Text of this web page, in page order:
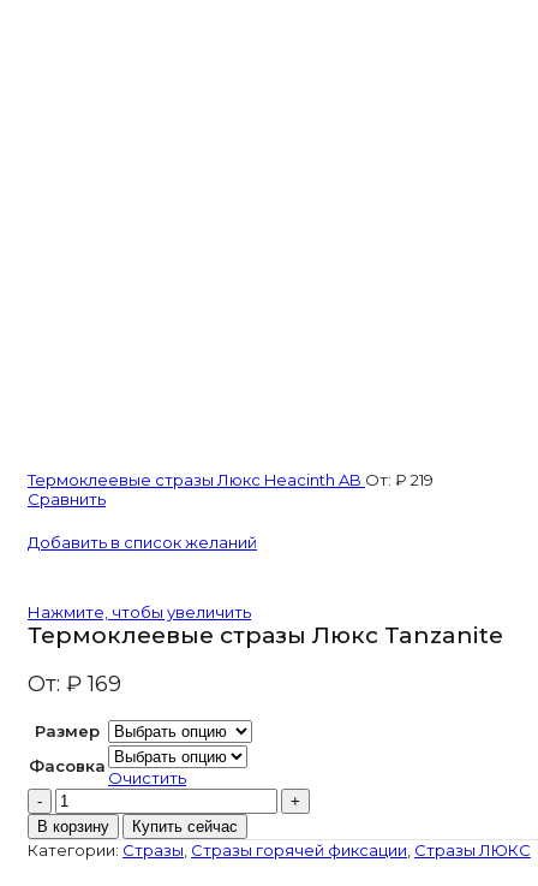
Термоклеевые стразы Люкс Heacinth AB От: ₽ 219
Сравнить
Добавить в список желаний
Нажмите, чтобы увеличить
Термоклеевые стразы Люкс Tanzanite
От: ₽169
Размер
Фасовка
Очистить
Количество
товара
Термоклеевые
стразы
В корзину Купить сейчас
Категории: Стразы Стразы горячей фиксации Стразы ЛЮКС